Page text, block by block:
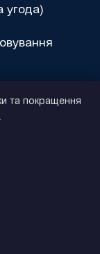
угода)
та покращення